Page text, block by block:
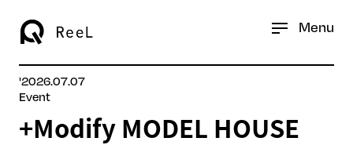
Menu
'2026.07.07
Event
+Modify MODEL HOUSE